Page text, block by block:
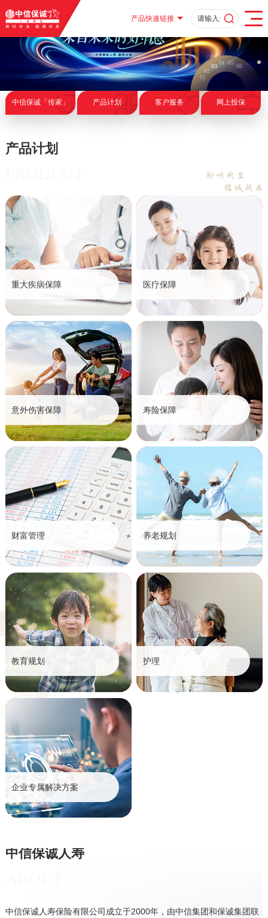
产品快速链接
01
02
03 04 05 06
中信保诚「传家」 产品计划 客户服务 网上投保
产品计划
重大疾病保障 医疗保障
意外伤害保障 寿险保障
财富管理 养老规划
教育规划 护理
企业专属解决方案
中信保诚人寿
中信保诚人寿保险有限公司成立于2000年，由中信集团和保诚集团联